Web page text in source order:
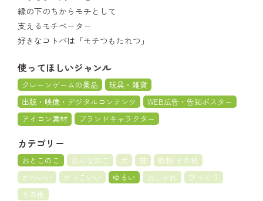
縁の下のちからモチとして
支えるモチベーター
好きなコトバは「モチつもたれつ」
使ってほしいジャンル
クレーンゲームの景品
玩具・雑貨
出版・映像・デジタルコンテンツ
WEB広告・告知ポスター
アイコン素材
ブランドキャラクター
カテゴリー
おとこのこ おんなのこ 犬 猫
動物 その他
かわいい
かっこいい ゆるい おしゃれ
びっくり
その他